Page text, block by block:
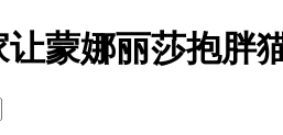
蒙娜丽莎抱胖